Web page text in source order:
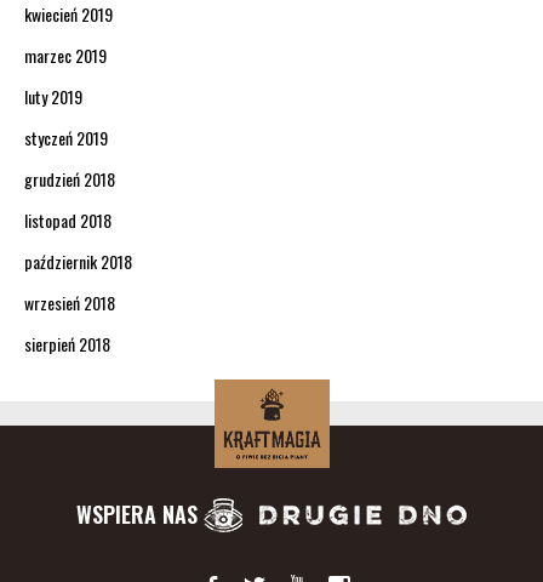
kwiecień 2019
marzec 2019
luty 2019
styczeń 2019
grudzień 2018
listopad 2018
październik 2018
wrzesień 2018
sierpień 2018
WSPIERA NAS